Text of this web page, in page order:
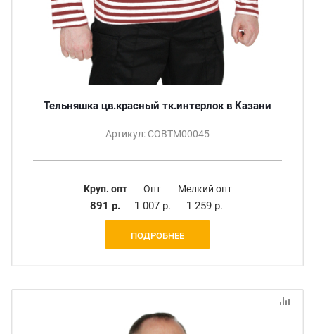
Тельняшка цв.красный тк.интерлок в Казани
Артикул: СОВТМ00045
Круп. опт
891 р.
Опт
1 007 р.
Мелкий опт
1 259 р.
ПОДРОБНЕЕ